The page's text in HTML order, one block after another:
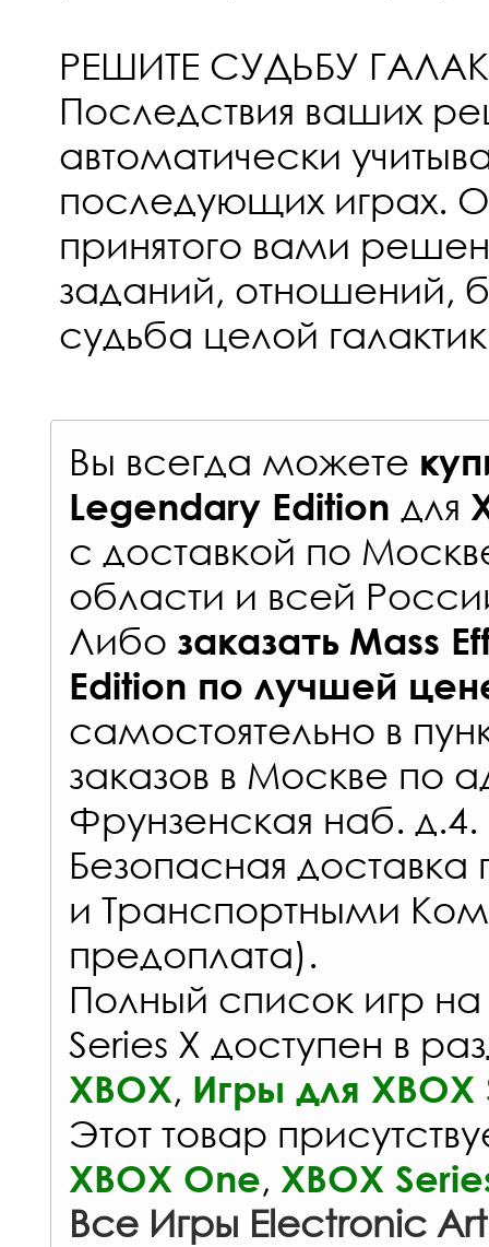
РЕШИТЕ СУДЬБУ
Последствия ваших
автоматически
последующих играх.
принятого вами
заданий, отношений,
судьба целой
Вы всегда можете
Legendary Edition для
с доставкой по
области и всей
Либо заказать Mass
Edition по лучшей
самостоятельно в
заказов в Москве по
Фрунзенская наб. д.4.
Безопасная
и Транспортными
предоплата).
Полный список игр на
Series X доступен в
XBOX, Игры для XBOX
Этот товар
XBOX One, XBOX
Все Игры Electronic